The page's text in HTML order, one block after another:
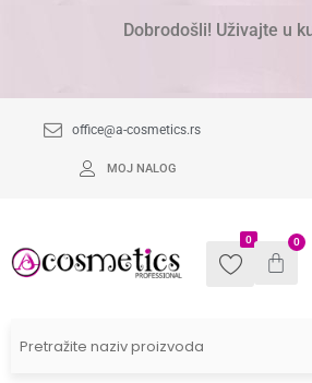
Dobrodošli! Uživajte u
office@a-cosmetics.rs
MOJ NALOG
0 0